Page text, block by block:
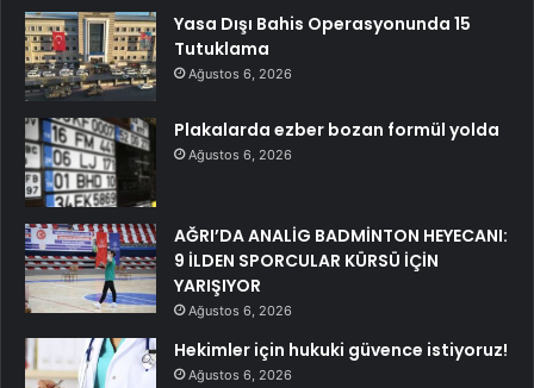
Yasa Dışı Bahis Operasyonunda 15
Tutuklama
Ağustos 6, 2026
Plakalarda ezber bozan formül yolda
Ağustos 6, 2026
AĞRI’DA ANALİG BADMİNTON HEYECANI:
9 İLDEN SPORCULAR KÜRSÜ İÇİN
YARIŞIYOR
Ağustos 6, 2026
Hekimler için hukuki güvence istiyoruz!
Ağustos 6, 2026